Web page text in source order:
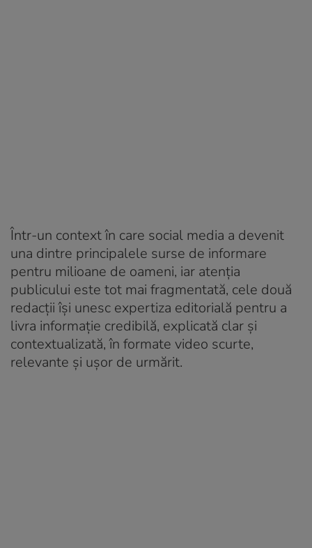
Într-un context în care social media a devenit
una dintre principalele surse de informare
pentru milioane de oameni, iar atenția
publicului este tot mai fragmentată, cele două
redacții își unesc expertiza editorială pentru a
livra informație credibilă, explicată clar și
contextualizată, în formate video scurte,
relevante și ușor de urmărit.